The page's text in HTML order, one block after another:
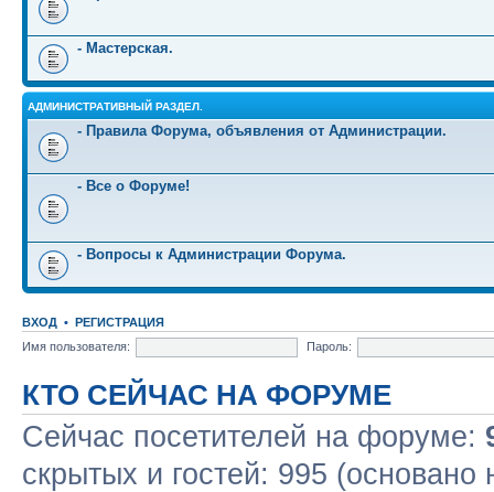
- Мастерская.
АДМИНИСТРАТИВНЫЙ РАЗДЕЛ.
- Правила Форума, объявления от Администрации.
- Все о Форуме!
- Вопросы к Администрации Форума.
ВХОД • РЕГИСТРАЦИЯ
Имя пользователя:
Пароль:
КТО СЕЙЧАС НА ФОРУМЕ
Сейчас посетителей на форуме:
скрытых и гостей: 995 (основано